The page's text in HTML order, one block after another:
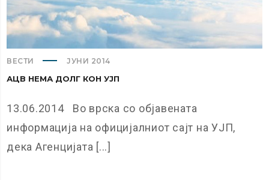
ВЕСТИ ЈУНИ 2014
АЦВ НЕМА ДОЛГ КОН УЈП
13.06.2014 Во врска со објавената
информација на официјалниот сајт на УЈП,
дека Агенцијата [...]